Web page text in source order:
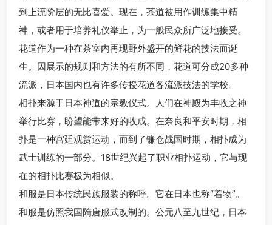
到上流阶层的无比喜爱。现在，茶道被用作训练集中精
神，或者用于培养礼仪举止，为一般民众所广泛地接受。
花道作为一种在茶室内再现野外盛开的鲜花的技法而诞
生。因展示的规则和方法的有所不同，花道可分成20多种
流派，日本国内也有许多传授花道各流派技法的学校。
相扑来源于日本神道的宗教仪式。人们在神殿为丰收之神
举行比赛，盼望能带来好的收成。在奈良和平安时期，相
扑是一种宫廷观赏运动，而到了镰仓战国时期，相扑成为
武士训练的一部分。18世纪兴起了职业相扑运动，它与现
在的相扑比赛极为相似。
和服是日本传统民族服装的称呼。它在日本也称“着物”。
和服是仿照我国隋唐服式改制的。公元八至九世纪，日本